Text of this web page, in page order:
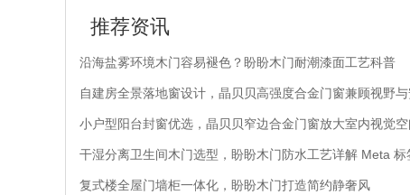
推荐资讯
沿海盐雾环境木门容易褪色？盼盼木门耐潮漆面工艺科普
自建房全景落地窗设计，晶贝贝高强度合金门窗兼顾视野
小户型阳台封窗优选，晶贝贝窄边合金门窗放大室内视觉空
干湿分离卫生间木门选型，盼盼木门防水工艺详解 Meta 标
复式楼全屋门墙柜一体化，盼盼木门打造简约静奢风